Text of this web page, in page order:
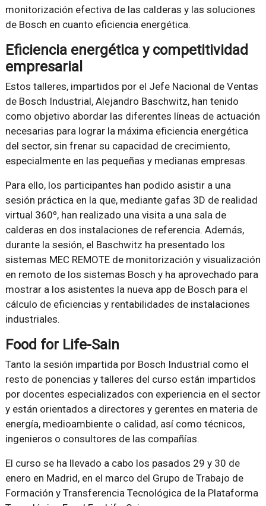
monitorización efectiva de las calderas y las soluciones
de Bosch en cuanto eficiencia energética.
Eficiencia energética y competitividad
empresarial
Estos talleres, impartidos por el Jefe Nacional de Ventas
de Bosch Industrial, Alejandro Baschwitz, han tenido
como objetivo abordar las diferentes líneas de actuación
necesarias para lograr la máxima eficiencia energética
del sector, sin frenar su capacidad de crecimiento,
especialmente en las pequeñas y medianas empresas.
Para ello, los participantes han podido asistir a una
sesión práctica en la que, mediante gafas 3D de realidad
virtual 360º, han realizado una visita a una sala de
calderas en dos instalaciones de referencia. Además,
durante la sesión, el Baschwitz ha presentado los
sistemas MEC REMOTE de monitorización y visualización
en remoto de los sistemas Bosch y ha aprovechado para
mostrar a los asistentes la nueva app de Bosch para el
cálculo de eficiencias y rentabilidades de instalaciones
industriales.
Food for Life-Sain
Tanto la sesión impartida por Bosch Industrial como el
resto de ponencias y talleres del curso están impartidos
por docentes especializados con experiencia en el sector
y están orientados a directores y gerentes en materia de
energía, medioambiente o calidad, así como técnicos,
ingenieros o consultores de las compañías.
El curso se ha llevado a cabo los pasados 29 y 30 de
enero en Madrid, en el marco del Grupo de Trabajo de
Formación y Transferencia Tecnológica de la Plataforma